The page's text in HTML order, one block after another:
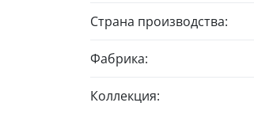
Страна производства:
Фабрика:
Коллекция: